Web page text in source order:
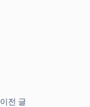
이전 글